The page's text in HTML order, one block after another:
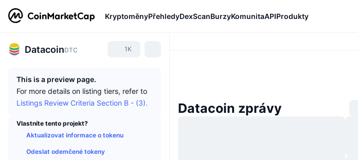
KryptoměnyPřehledyDexScanBurzyKomunitaAPIProdukty
DatacoinDTC 1K
This is a preview page.
For more details on listing tiers, refer to
Listings Review Criteria Section B - (3).
Vlastníte tento projekt?
Aktualizovat informace o tokenu
Odeslat odemčené tokeny
Datacoin zprávy